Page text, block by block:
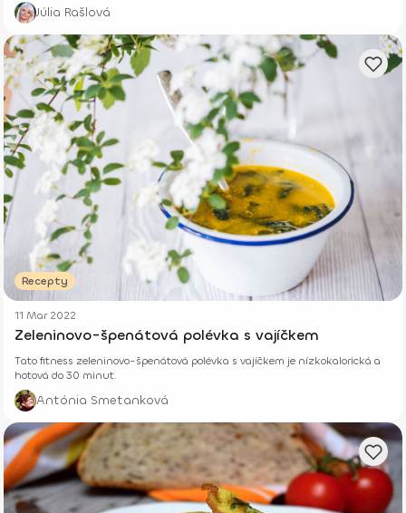
Júlia Rašlová
Recepty
11 Mar 2022
Zeleninovo-špenátová polévka s vajíčkem
Tato fitness zeleninovo-špenátová polévka s vajíčkem je nízkokalorická a
hotová do 30 minut.
Antónia Smetanková